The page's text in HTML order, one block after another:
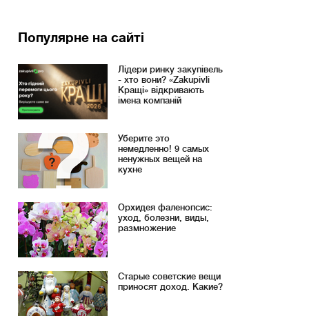
Популярне на сайті
Лідери ринку закупівель
- хто вони? «Zakupivli
Кращі» відкривають
імена компаній
Уберите это
немедленно! 9 самых
ненужных вещей на
кухне
Орхидея фаленопсис:
уход, болезни, виды,
размножение
Старые советские вещи
приносят доход. Какие?